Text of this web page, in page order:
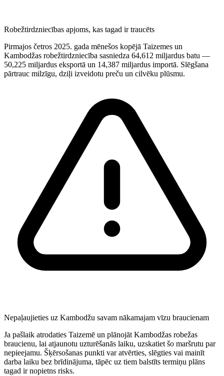
Robežtirdzniecības apjoms, kas tagad ir traucēts
Pirmajos četros 2025. gada mēnešos kopējā Taizemes un
Kambodžas robežtirdzniecība sasniedza 64,612 miljardus batu —
50,225 miljardus eksportā un 14,387 miljardus importā. Slēgšana
pārtrauc milzīgu, dziļi izveidotu preču un cilvēku plūsmu.
Nepaļaujieties uz Kambodžu savam nākamajam vīzu braucienam
Ja pašlaik atrodaties Taizemē un plānojāt Kambodžas robežas
braucienu, lai atjaunotu uzturēšanās laiku, uzskatiet šo maršrutu par
nepieejamu. Šķērsošanas punkti var atvērties, slēgties vai mainīt
darba laiku bez brīdinājuma, tāpēc uz tiem balstīts termiņu plāns
tagad ir nopietns risks.